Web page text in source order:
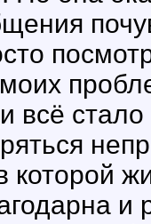
всё
которой
и